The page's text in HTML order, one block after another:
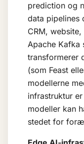
prediction og
data pipelines
CRM,
Apache Kafka
transformerer
(som Feast
modellerne
infrastruktur
modeller kan
stedet for